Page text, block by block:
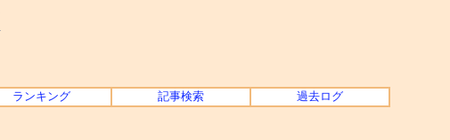
ランキング 記事検索 過去ログ